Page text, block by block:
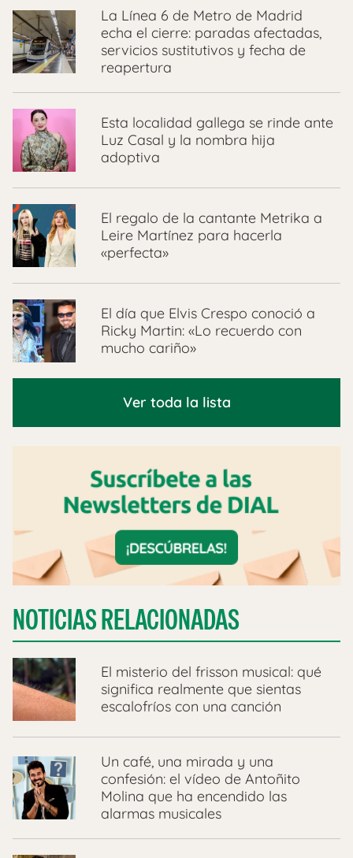
La Línea 6 de Metro de Madrid
echa el cierre: paradas afectadas,
servicios sustitutivos y fecha de
reapertura
Esta localidad gallega se rinde ante
Luz Casal y la nombra hija
adoptiva
El regalo de la cantante Metrika a
Leire Martínez para hacerla
«perfecta»
El día que Elvis Crespo conoció a
Ricky Martin: «Lo recuerdo con
mucho cariño»
Ver toda la lista
NOTICIAS RELACIONADAS
El misterio del frisson musical: qué
significa realmente que sientas
escalofríos con una canción
Un café, una mirada y una
confesión: el vídeo de Antoñito
Molina que ha encendido las
alarmas musicales